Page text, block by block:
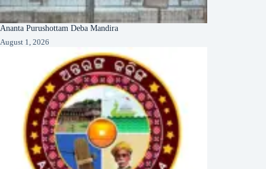
Ananta Purushottam Deba Mandira
August 1, 2026